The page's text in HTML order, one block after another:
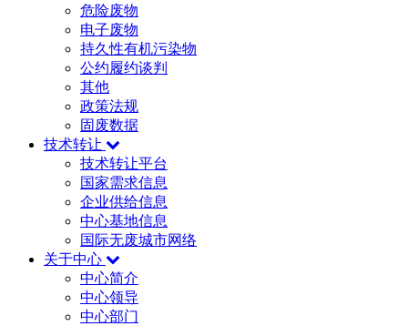
危险废物
电子废物
持久性有机污染物
公约履约谈判
其他
政策法规
固废数据
技术转让
技术转让平台
国家需求信息
企业供给信息
中心基地信息
国际无废城市网络
关于中心
中心简介
中心领导
中心部门